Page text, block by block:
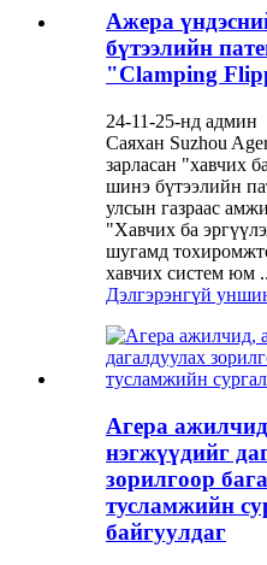
Ажера
бүтээлийн
"Clamping
24-11-25-нд админ
Саяхан Suzhou
зарласан "хавчих
шинэ бүтээлийн
улсын газраас
"Хавчих ба
шугамд
хавчих систем юм
Дэлгэрэнгүй
Агера
нэгжүүдийг
зорилгоор
тусламжийн
байгуулдаг